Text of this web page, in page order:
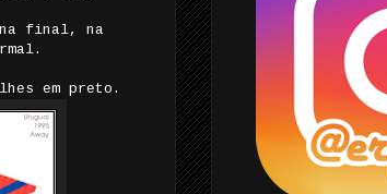
na final, na
em preto.